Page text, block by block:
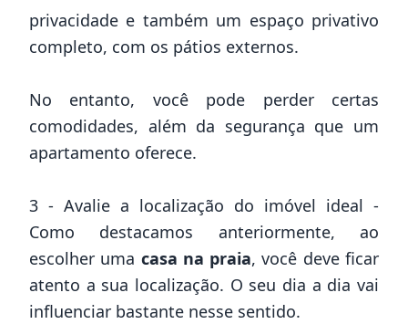
privacidade e também um espaço privativo
completo, com os pátios externos.
No entanto, você pode perder certas
comodidades, além da segurança que um
apartamento oferece.
3 - Avalie a localização do imóvel ideal -
Como destacamos anteriormente, ao
escolher uma casa na praia, você deve ficar
atento a sua localização. O seu dia a dia vai
influenciar bastante nesse sentido.